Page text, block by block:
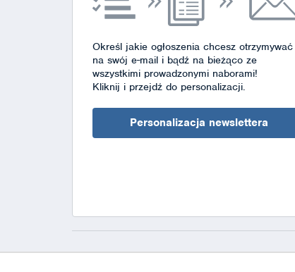
Określ jakie ogłoszenia chcesz otrzymywać
na swój e-mail i bądź na bieżąco ze
wszystkimi prowadzonymi naborami!
Kliknij i przejdź do personalizacji.
Personalizacja newslettera